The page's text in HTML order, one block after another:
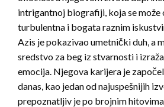
intrigantnoj biografiji, koja se može
turbulentna i bogata raznim
Azis je pokazivao umetnički duh, a
sredstvo za beg iz stvarnosti i
emocija. Njegova karijera je
danas, kao jedan od najuspešnijih
prepoznatljiv je po brojnim